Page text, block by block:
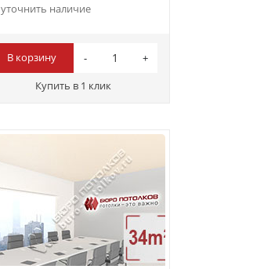
уточнить наличие
В корзину
Купить в 1 клик